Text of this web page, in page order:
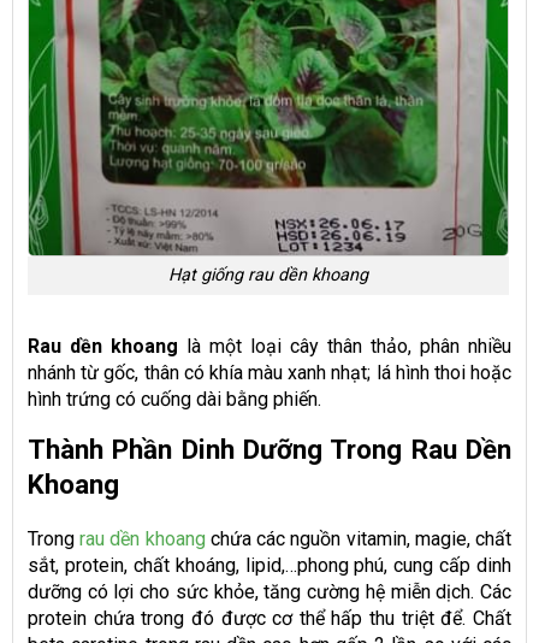
Hạt giống rau dền khoang
Rau dền khoang là một loại cây thân thảo, phân nhiều
nhánh từ gốc, thân có khía màu xanh nhạt; lá hình thoi hoặc
hình trứng có cuống dài bằng phiến.
Thành Phần Dinh Dưỡng Trong Rau Dền
Khoang
Trongrau dền khoang chứa các nguồn vitamin, magie, chất
sắt, protein, chất khoáng, lipid,…phong phú, cung cấp dinh
dưỡng có lợi cho sức khỏe, tăng cường hệ miễn dịch. Các
protein chứa trong đó được cơ thể hấp thu triệt để. Chất